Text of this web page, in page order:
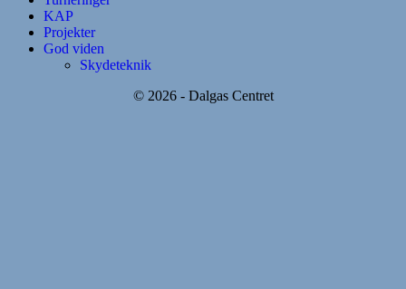
KAP
Projekter
God viden
Skydeteknik
© 2026 - Dalgas Centret